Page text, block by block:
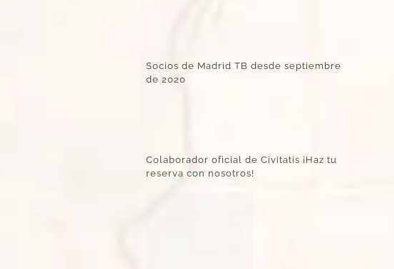
Socios de Madrid TB desde septiembre
de 2020
Colaborador oficial de Civitatis ¡Haz tu
reserva con nosotros!